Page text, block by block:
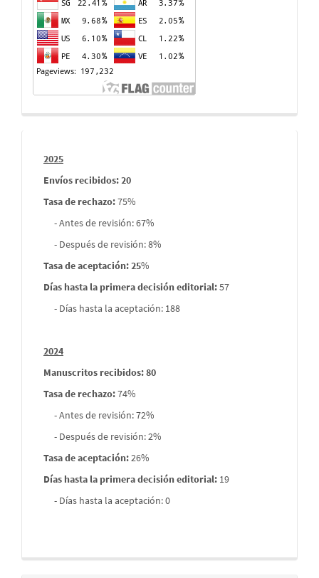
visitas
Informes
envios
2025
Envíos recibidos: 20
Tasa de rechazo:75%
- Antes de revisión: 67%
- Después de revisión: 8%
Tasa de aceptación: 25%
Días hasta la primera decisión editorial:57
- Días hasta la aceptación: 188
2024
Manuscritos recibidos: 80
Tasa de rechazo:74%
- Antes de revisión: 72%
- Después de revisión: 2%
Tasa de aceptación:26%
Días hasta la primera decisión editorial: 19
- Días hasta la aceptación: 0